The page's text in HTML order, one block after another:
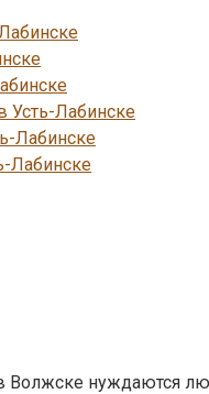
Усть-Лабинске
Лабинске
Лабинске
Волжске нуждаются